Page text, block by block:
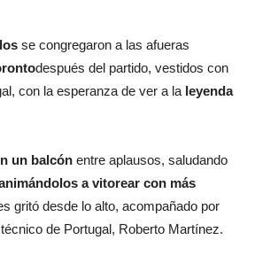
se congregaron a las afueras
después del partido, vestidos con
con la esperanza de ver a la leyenda
un balcón entre aplausos, saludando
a vitorear con más
gritó desde lo alto, acompañado por
de Portugal, Roberto Martínez.